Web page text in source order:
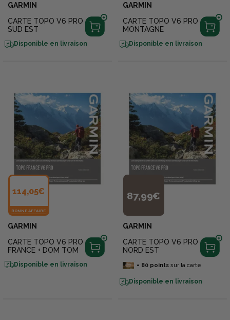
GARMIN
CARTE TOPO V6 PRO
SUD EST
Disponible en livraison
GARMIN
CARTE TOPO V6 PRO
MONTAGNE
Disponible en livraison
114,05€
BONNE AFFAIRE
GARMIN
CARTE TOPO V6 PRO
FRANCE + DOM TOM
Disponible en livraison
87,99€
GARMIN
CARTE TOPO V6 PRO
NORD EST
+ 80pointssur la carte
Disponible en livraison